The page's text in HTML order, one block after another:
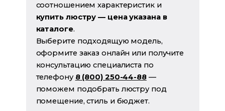
соотношением характеристик и
купить люстру — цена указана в
каталоге.
Выберите подходящую модель,
оформите заказ онлайн или получите
консультацию специалиста по
телефону 8 (800) 250-44-88—
поможем подобрать люстру под
помещение, стиль и бюджет.